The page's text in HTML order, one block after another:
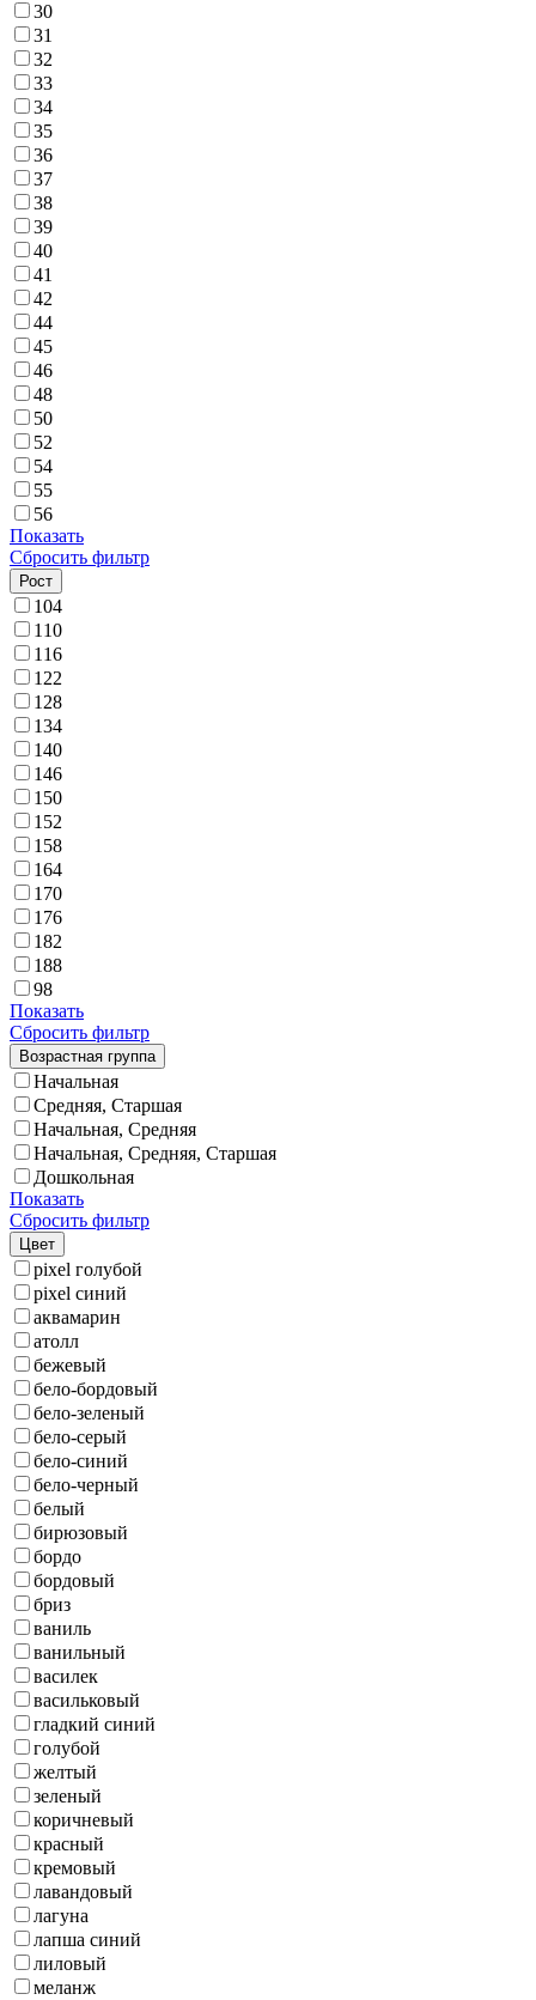
30
31
32
33
34
35
36
37
38
39
40
41
42
44
45
46
48
50
52
54
55
56
Показать
Сбросить фильтр
Рост
104
110
116
122
128
134
140
146
150
152
158
164
170
176
182
188
98
Показать
Сбросить фильтр
Возрастная группа
Начальная
Средняя, Старшая
Начальная, Средняя
Начальная, Средняя, Старшая
Дошкольная
Показать
Сбросить фильтр
Цвет
pixel голубой
pixel синий
аквамарин
атолл
бежевый
бело-бордовый
бело-зеленый
бело-серый
бело-синий
бело-черный
белый
бирюзовый
бордо
бордовый
бриз
ваниль
ванильный
василек
васильковый
гладкий синий
голубой
желтый
зеленый
коричневый
красный
кремовый
лавандовый
лагуна
лапша синий
лиловый
меланж